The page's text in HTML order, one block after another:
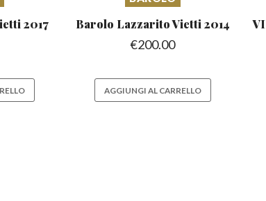
2017
Barolo LazzaritoVietti 2014
€200.00
AGGIUNGI AL CARRELLO